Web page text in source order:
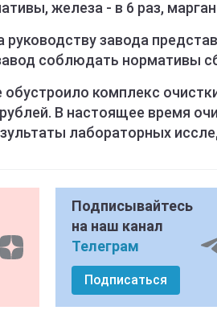
железа - в 6 раз,
руководству завода
соблюдать нормативы
обустроило комплекс
В настоящее время
лабораторных
Подписывайтесь
на наш канал
Телеграм
Подписаться